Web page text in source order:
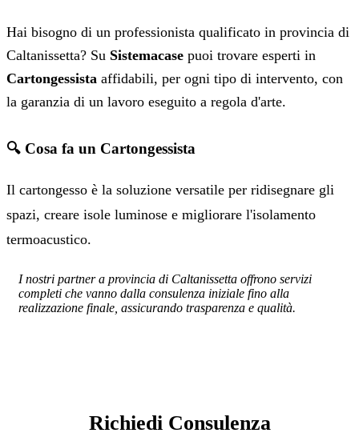
Hai bisogno di un professionista qualificato in provincia di
Caltanissetta? Su Sistemacase puoi trovare esperti in
Cartongessista affidabili, per ogni tipo di intervento, con
la garanzia di un lavoro eseguito a regola d'arte.
🔍 Cosa fa un Cartongessista
Il cartongesso è la soluzione versatile per ridisegnare gli
spazi, creare isole luminose e migliorare l'isolamento
termoacustico.
I nostri partner a provincia di Caltanissetta offrono servizi
completi che vanno dalla consulenza iniziale fino alla
realizzazione finale, assicurando trasparenza e qualità.
Richiedi Consulenza